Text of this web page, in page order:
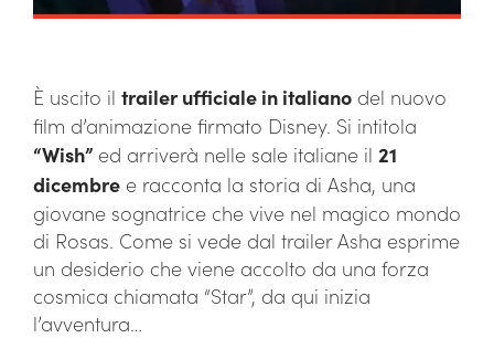
È uscito il trailer ufficiale in italiano del nuovo
film d’animazione firmato Disney. Si intitola
“Wish” ed arriverà nelle sale italiane il 21
dicembre e racconta la storia di Asha, una
giovane sognatrice che vive nel magico mondo
di Rosas. Come si vede dal trailer Asha esprime
un desiderio che viene accolto da una forza
cosmica chiamata “Star”, da qui inizia
l’avventura…